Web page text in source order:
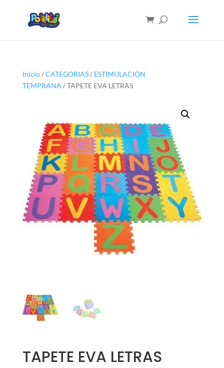
Inicio/CATEGORIAS/ ESTIMULACIÓN
TEMPRANA / TAPETE EVA LETRAS
TAPETE EVA LETRAS